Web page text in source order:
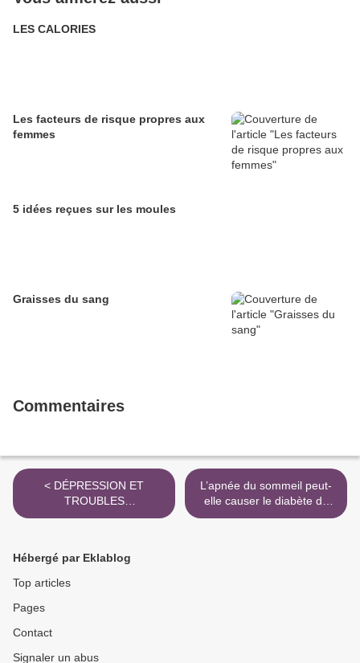
LES CALORIES
Les facteurs de risque propres aux
femmes
5 idées reçues sur les moules
Graisses du sang
Commentaires
< DÉPRESSION ET
TROUBLES
PSYCHOLOGIQUES
L’apnée du sommeil peut-
elle causer le diabète de
type 2 ? >
Hébergé par Eklablog
Top articles
Pages
Contact
Signaler un abus